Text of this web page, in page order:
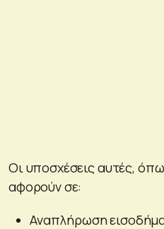
Οι υποσχέσεις αυτές,
αφορούν σε:
Αναπλήρωση